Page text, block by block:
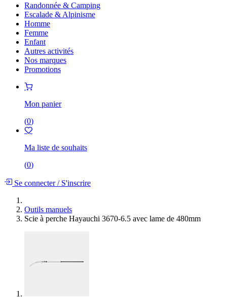
Randonnée & Camping
Escalade & Alpinisme
Homme
Femme
Enfant
Autres activités
Nos marques
Promotions
Mon panier
(0)
Ma liste de souhaits
(0)
Se connecter/S'inscrire
Outils manuels
Scie à perche Hayauchi 3670-6.5 avec lame de 480mm